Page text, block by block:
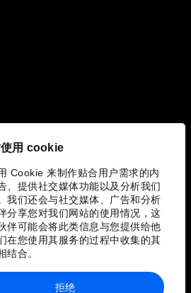
用 cookie
Cookie 来制作贴合用户需求的内
、提供社交媒体功能以及分析我们
我们还会与社交媒体、广告和分析
分享您对我们网站的使用情况，这
伴可能会将此类信息与您提供给他
在您使用其服务的过程中收集的其
结合。
拒绝